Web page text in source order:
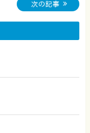
次の記事